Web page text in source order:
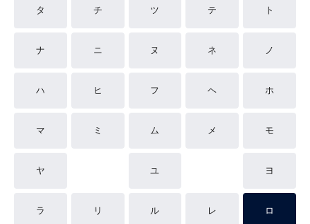
タ チ ツ テ ト
ナ ニ ヌ ネ ノ
ハ ヒ フ ヘ ホ
マ ミ ム メ モ
ヤ ユ ヨ
ラ リ ル レ ロ